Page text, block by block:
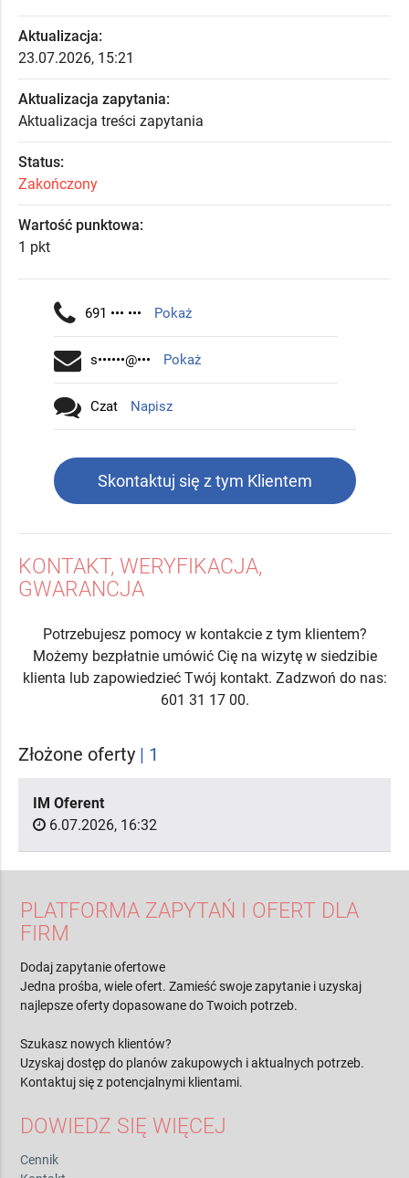
Aktualizacja:
23.07.2026, 15:21
Aktualizacja zapytania:
Aktualizacja treści zapytania
Status:
Zakończony
Wartość punktowa:
1 pkt
691 ••• ••• Pokaż
s••••••@••• Pokaż
Czat Napisz
Skontaktuj się z tym Klientem
KONTAKT, WERYFIKACJA,
GWARANCJA
Potrzebujesz pomocy w kontakcie z tym klientem?
Możemy bezpłatnie umówić Cię na wizytę w siedzibie
klienta lub zapowiedzieć Twój kontakt. Zadzwoń do nas:
601 31 17 00.
Złożone oferty | 1
IM Oferent
6.07.2026, 16:32
PLATFORMA ZAPYTAŃ I OFERT DLA
FIRM
Dodaj zapytanie ofertowe
Jedna prośba, wiele ofert. Zamieść swoje zapytanie i uzyskaj
najlepsze oferty dopasowane do Twoich potrzeb.
Szukasz nowych klientów?
Uzyskaj dostęp do planów zakupowych i aktualnych potrzeb.
Kontaktuj się z potencjalnymi klientami.
DOWIEDZ SIĘ WIĘCEJ
Cennik